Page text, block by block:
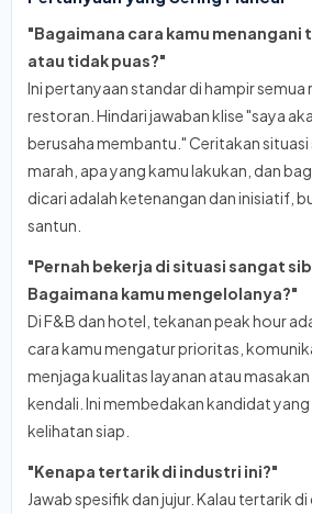
"Bagaimana cara kamu menangani
atau tidak puas?"
Ini pertanyaan standar di hampir
restoran. Hindari jawaban klise "saya
berusaha membantu." Ceritakan
marah, apa yang kamu lakukan, dan
dicari adalah ketenangan dan inisiatif,
santun.
"Pernah bekerja di situasi sangat
Bagaimana kamu mengelolanya?"
Di F&B dan hotel, tekanan peak hour
cara kamu mengatur prioritas,
menjaga kualitas layanan atau
kendali. Ini membedakan kandidat yang
kelihatan siap.
"Kenapa tertarik di industri ini?"
Jawab spesifik dan jujur. Kalau tertarik